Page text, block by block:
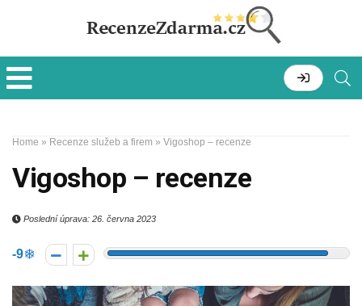
Home » Recenze služeb a firem » Vigoshop – recenze
Vigoshop – recenze
Poslední úprava: 26. června 2023
-9